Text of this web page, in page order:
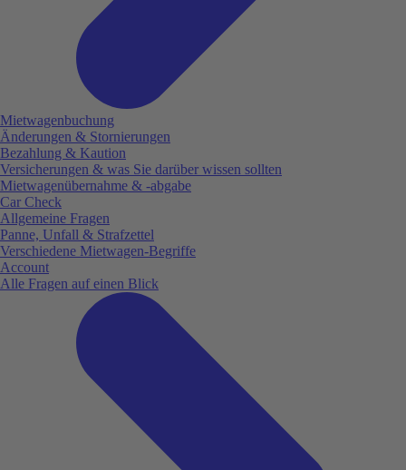
Mietwagenbuchung
Änderungen & Stornierungen
Bezahlung & Kaution
Versicherungen & was Sie darüber wissen sollten
Mietwagenübernahme & -abgabe
Car Check
Allgemeine Fragen
Panne, Unfall & Strafzettel
Verschiedene Mietwagen-Begriffe
Account
Alle Fragen auf einen Blick